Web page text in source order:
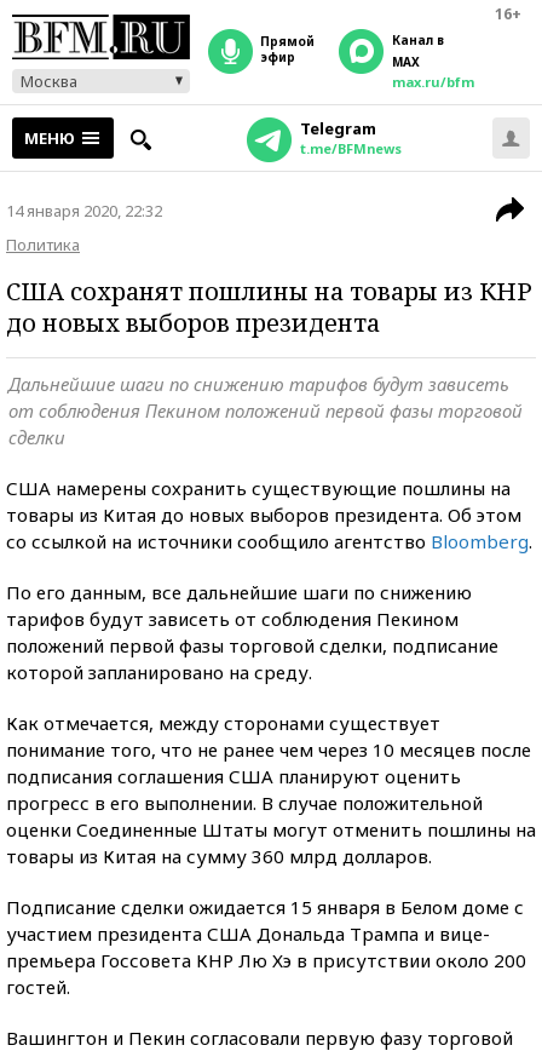
16+
Москва
прямой
эфир
Канал в
MAX
max.ru/bfm
МЕНЮ Telegram
t.me/BFMnews
14 января 2020, 22:32
Политика
США сохранят пошлины на товары из КНР
до новых выборов президента
Дальнейшие шаги по снижению тарифов будут зависеть
от соблюдения Пекином положений первой фазы торговой
сделки
США намерены сохранить существующие пошлины на
товары из Китая до новых выборов президента. Об этом
со ссылкой на источники сообщило агентство Bloomberg.
По его данным, все дальнейшие шаги по снижению
тарифов будут зависеть от соблюдения Пекином
положений первой фазы торговой сделки, подписание
которой запланировано на среду.
Как отмечается, между сторонами существует
понимание того, что не ранее чем через 10 месяцев после
подписания соглашения США планируют оценить
прогресс в его выполнении. В случае положительной
оценки Соединенные Штаты могут отменить пошлины на
товары из Китая на сумму 360 млрд долларов.
Подписание сделки ожидается 15 января в Белом доме с
участием президента США Дональда Трампа и вице-
премьера Госсовета КНР Лю Хэ в присутствии около 200
гостей.
Вашингтон и Пекин согласовали первую фазу торговой